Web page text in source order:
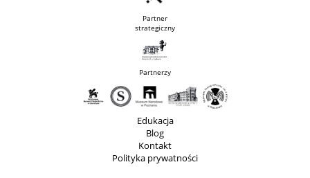
Partner
strategiczny
Partnerzy
Edukacja
Blog
Kontakt
Polityka prywatności